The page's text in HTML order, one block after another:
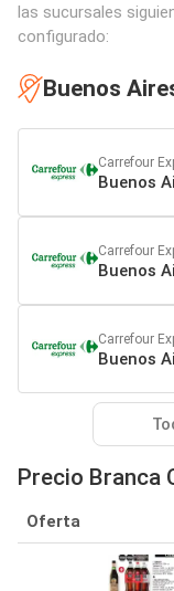
las sucursales
configurado:
Buenos
Carrefour
Buenos
Carrefour
Buenos
Carrefour
Buenos
Precio Branca
Oferta